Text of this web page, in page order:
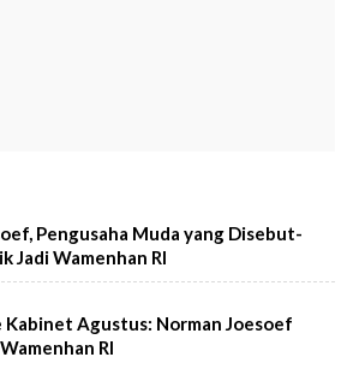
Pengusaha Muda yang Disebut-
Jadi Wamenhan RI
Agustus: Norman Joesoef
RI